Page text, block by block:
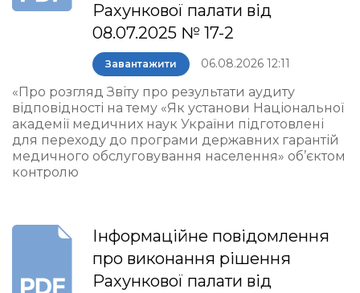
Рахункової палати від
08.07.2025 № 17-2
Завантажити 06.08.2026 12:11
«Про розгляд Звіту про результати аудиту
відповідності на тему «Як установи Національної
академії медичних наук України підготовлені
для переходу до програми державних гарантій
медичного обслуговування населення» об’єктом
контролю
Інформаційне повідомлення
про виконання рішення
Рахункової палати від